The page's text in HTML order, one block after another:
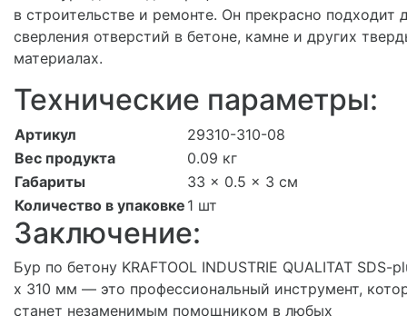
в строительстве и ремонте. Он прекрасно подходит
сверления отверстий в бетоне, камне и других
материалах.
Технические параметры:
Артикул
29310-310-08
Вес продукта
0.09 кг
Габариты
33 x 0.5 x 3 см
Количество в упаковке 1 шт
Заключение:
Бур по бетону KRAFTOOL INDUSTRIE QUALITAT SDS-
x 310 мм — это профессиональный инструмент,
станет незаменимым помощником в любых